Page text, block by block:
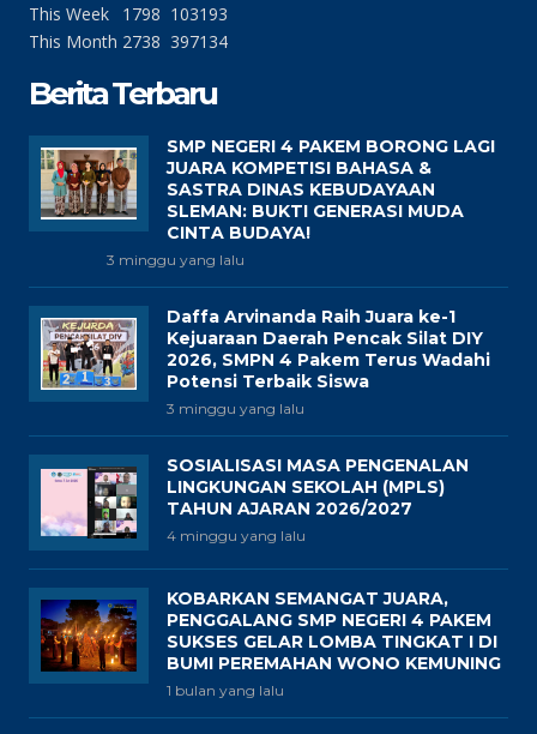
This Week
1798 103193
This Month 2738 397134
Berita Terbaru
SMP NEGERI 4 PAKEM BORONG LAGI
JUARA KOMPETISI BAHASA &
SASTRA DINAS KEBUDAYAAN
SLEMAN: BUKTI GENERASI MUDA
CINTA BUDAYA!
3 minggu yang lalu
Daffa Arvinanda Raih Juara ke-1
Kejuaraan Daerah Pencak Silat DIY
2026, SMPN 4 Pakem Terus Wadahi
Potensi Terbaik Siswa
3 minggu yang lalu
SOSIALISASI MASA PENGENALAN
LINGKUNGAN SEKOLAH (MPLS)
TAHUN AJARAN 2026/2027
4 minggu yang lalu
KOBARKAN SEMANGAT JUARA,
PENGGALANG SMP NEGERI 4 PAKEM
SUKSES GELAR LOMBA TINGKAT I DI
BUMI PEREMAHAN WONO KEMUNING
1 bulan yang lalu